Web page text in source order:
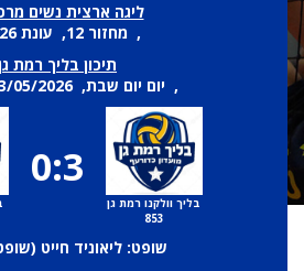
ליגה ארצית נשים
, מחזור 12, עונת 25/26
תיכון בליך רמת
, יום יום שבת, 23/05/2026, 21:00
בליך וולקנו רמת גן
853
0:3
שופט: ליאוניד חייט (